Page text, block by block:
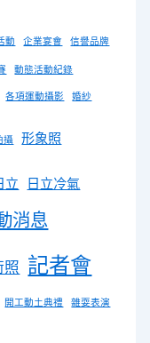
動 企業宴會 信譽品牌
動態活動紀錄
各項運動攝影 婚紗
攝 形象照
立 日立冷氣
消息
照 記者會
開工動土典禮 雜耍表演